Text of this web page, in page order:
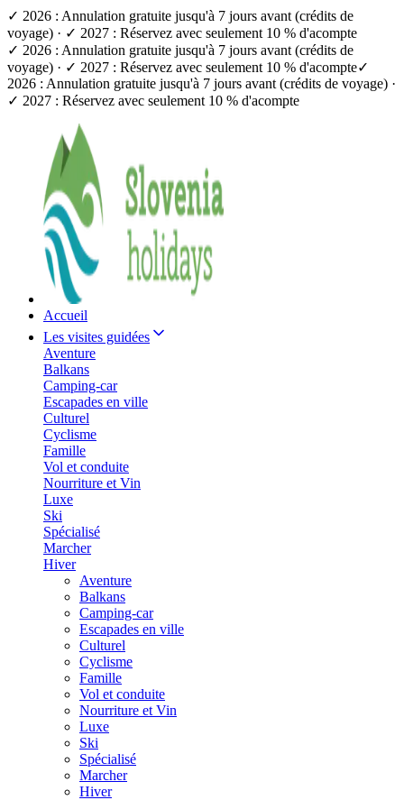
✓ 2026 : Annulation gratuite jusqu'à 7 jours avant (crédits de
voyage) · ✓ 2027 : Réservez avec seulement 10 % d'acompte
✓ 2026 : Annulation gratuite jusqu'à 7 jours avant (crédits de
voyage) · ✓ 2027 : Réservez avec seulement 10 % d'acompte✓
2026 : Annulation gratuite jusqu'à 7 jours avant (crédits de voyage) ·
✓ 2027 : Réservez avec seulement 10 % d'acompte
Accueil
Les visites guidées
Aventure
Balkans
Camping-car
Escapades en ville
Culturel
Cyclisme
Famille
Vol et conduite
Nourriture et Vin
Luxe
Ski
Spécialisé
Marcher
Hiver
Aventure
Balkans
Camping-car
Escapades en ville
Culturel
Cyclisme
Famille
Vol et conduite
Nourriture et Vin
Luxe
Ski
Spécialisé
Marcher
Hiver